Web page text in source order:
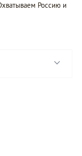
Россию и